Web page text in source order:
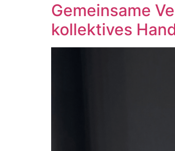
Gemeinsame
kollektives